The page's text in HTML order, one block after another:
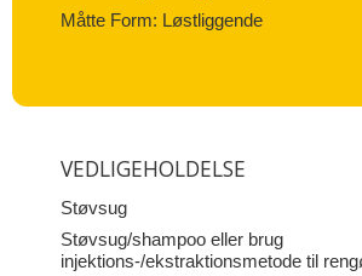
Måtte Form: Løstliggende
VEDLIGEHOLDELSE
Støvsug
Støvsug/shampoo eller brug
injektions-/ekstraktionsmetode til